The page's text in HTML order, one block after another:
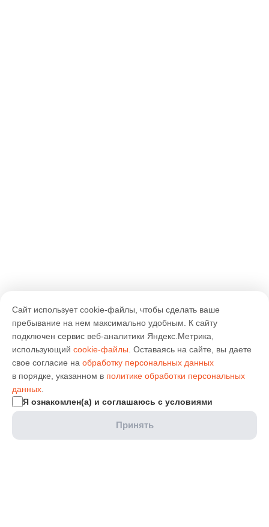
Сайт использует cookie-файлы, чтобы сделать ваше
пребывание на нем максимально удобным. К cайту
подключен сервис веб-аналитики Яндекс.Метрика,
использующий cookie-файлы . Оставаясь на сайте, вы даете
свое согласие на обработку персональных данных
в порядке, указанном в политике обработки персональных
данных
Я ознакомлен(а) и соглашаюсь с условиями
Принять